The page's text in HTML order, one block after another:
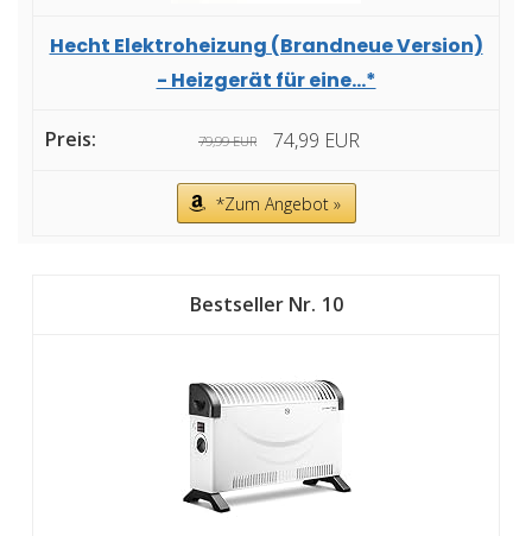
Hecht Elektroheizung (Brandneue Version)
- Heizgerät für eine...*
79,99 EUR 74,99 EUR
*Zum Angebot »
10